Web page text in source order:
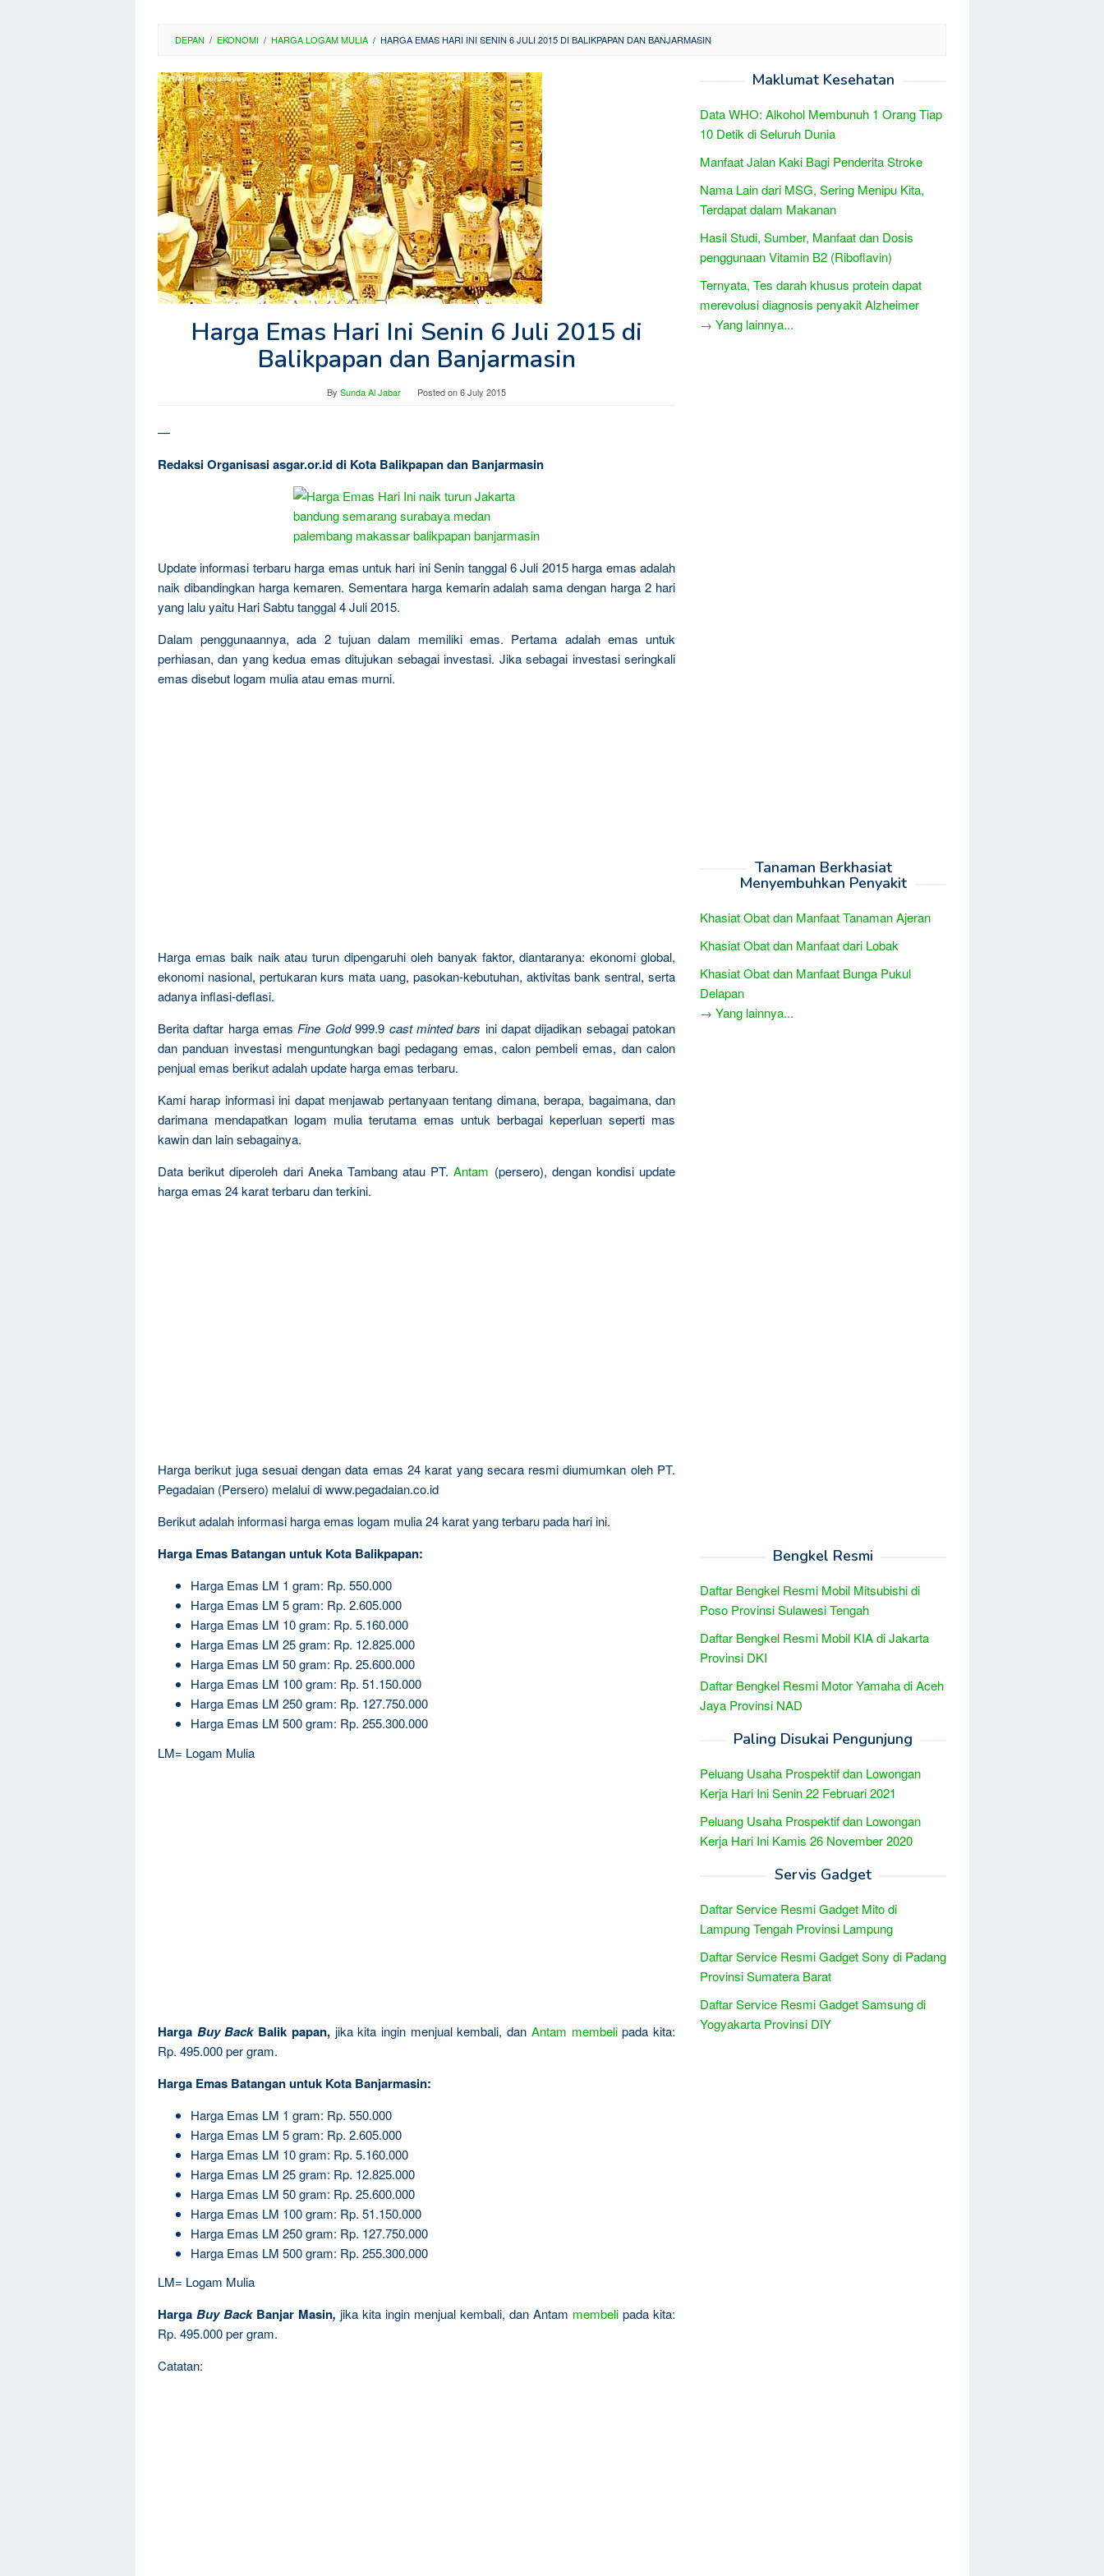
DEPAN / EKONOMI / HARGA LOGAM MULIA / HARGA EMAS HARI INI SENIN 6 JULI 2015 DI BALIKPAPAN DAN BANJARMASIN
Harga Emas Hari Ini Senin 6 Juli 2015 di
Balikpapan dan Banjarmasin
By Sunda Al Jabar Posted on6 July 2015
—
Redaksi Organisasi asgar.or.id di Kota Balikpapan dan Banjarmasin
Update informasi terbaru harga emas untuk hari ini Senin tanggal 6 Juli 2015 harga emas adalah
naik dibandingkan harga kemaren. Sementara harga kemarin adalah sama dengan harga 2 hari
yang lalu yaitu Hari Sabtu tanggal 4 Juli 2015.
Dalam penggunaannya, ada 2 tujuan dalam memiliki emas. Pertama adalah emas untuk
perhiasan, dan yang kedua emas ditujukan sebagai investasi. Jika sebagai investasi seringkali
emas disebut logam mulia atau emas murni.
Harga emas baik naik atau turun dipengaruhi oleh banyak faktor, diantaranya: ekonomi global,
ekonomi nasional, pertukaran kurs mata uang, pasokan-kebutuhan, aktivitas bank sentral, serta
adanya inflasi-deflasi.
Berita daftar harga emas Fine Gold999.9 cast minted bars ini dapat dijadikan sebagai patokan
dan panduan investasi menguntungkan bagi pedagang emas, calon pembeli emas, dan calon
penjual emas berikut adalah update harga emas terbaru.
Kami harap informasi ini dapat menjawab pertanyaan tentang dimana, berapa, bagaimana, dan
darimana mendapatkan logam mulia terutama emas untuk berbagai keperluan seperti mas
kawin dan lain sebagainya.
Data berikut diperoleh dari Aneka Tambang atau PT.Antam (persero), dengan kondisi update
harga emas 24 karat terbaru dan terkini.
Harga berikut juga sesuai dengan data emas 24 karat yang secara resmi diumumkan oleh PT.
Pegadaian (Persero) melalui di www.pegadaian.co.id
Berikut adalah informasi harga emas logam mulia 24 karat yang terbaru pada hari ini.
Harga Emas Batangan untuk Kota Balikpapan:
Harga Emas LM 1 gram: Rp. 550.000
Harga Emas LM 5 gram: Rp. 2.605.000
Harga Emas LM 10 gram: Rp. 5.160.000
Harga Emas LM 25 gram: Rp. 12.825.000
Harga Emas LM 50 gram: Rp. 25.600.000
Harga Emas LM 100 gram: Rp. 51.150.000
Harga Emas LM 250 gram: Rp. 127.750.000
Harga Emas LM 500 gram: Rp. 255.300.000
LM= Logam Mulia
Harga Buy Back Balik papan, jika kita ingin menjual kembali, dan Antam membelipada kita:
Rp. 495.000 per gram.
Harga Emas Batangan untuk Kota Banjarmasin:
Harga Emas LM 1 gram: Rp. 550.000
Harga Emas LM 5 gram: Rp. 2.605.000
Harga Emas LM 10 gram: Rp. 5.160.000
Harga Emas LM 25 gram: Rp. 12.825.000
Harga Emas LM 50 gram: Rp. 25.600.000
Harga Emas LM 100 gram: Rp. 51.150.000
Harga Emas LM 250 gram: Rp. 127.750.000
Harga Emas LM 500 gram: Rp. 255.300.000
LM= Logam Mulia
Harga Buy Back Banjar Masin, jika kita ingin menjual kembali, dan Antam membeli pada kita:
Rp. 495.000 per gram.
Catatan:
Maklumat Kesehatan
Data WHO: Alkohol Membunuh 1 Orang Tiap
10 Detik di Seluruh Dunia
Manfaat Jalan Kaki Bagi Penderita Stroke
Nama Lain dari MSG, Sering Menipu Kita,
Terdapat dalam Makanan
Hasil Studi, Sumber, Manfaat dan Dosis
penggunaan Vitamin B2 (Riboflavin)
Ternyata, Tes darah khusus protein dapat
merevolusi diagnosis penyakit Alzheimer
→ Yang lainnya...
Tanaman Berkhasiat
Menyembuhkan Penyakit
Khasiat Obat dan Manfaat Tanaman Ajeran
Khasiat Obat dan Manfaat dari Lobak
Khasiat Obat dan Manfaat Bunga Pukul
Delapan
→ Yang lainnya...
Bengkel Resmi
Daftar Bengkel Resmi Mobil Mitsubishi di
Poso Provinsi Sulawesi Tengah
Daftar Bengkel Resmi Mobil KIA di Jakarta
Provinsi DKI
Daftar Bengkel Resmi Motor Yamaha di Aceh
Jaya Provinsi NAD
Paling Disukai Pengunjung
Peluang Usaha Prospektif dan Lowongan
Kerja Hari Ini Senin 22 Februari 2021
Peluang Usaha Prospektif dan Lowongan
Kerja Hari Ini Kamis 26 November 2020
Servis Gadget
Daftar Service Resmi Gadget Mito di
Lampung Tengah Provinsi Lampung
Daftar Service Resmi Gadget Sony di Padang
Provinsi Sumatera Barat
Daftar Service Resmi Gadget Samsung di
Yogyakarta Provinsi DIY